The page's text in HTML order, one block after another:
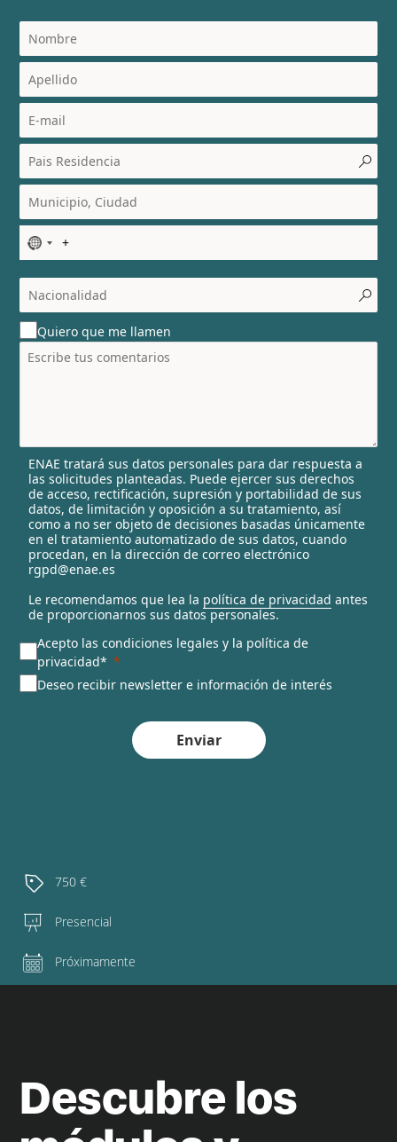
N
o
c
o
u
n
t
l
e
c
t
e
d
Quiero que me llamen
ENAE tratará sus datos personales para dar respuesta a
las solicitudes planteadas. Puede ejercer sus derechos
de acceso, rectificación, supresión y portabilidad de sus
datos, de limitación y oposición a su tratamiento, así
como a no ser objeto de decisiones basadas únicamente
en el tratamiento automatizado de sus datos, cuando
procedan, en la dirección de correo electrónico
rgpd@enae.es
Le recomendamos que lea la política de privacidad antes
de proporcionarnos sus datos personales.
Acepto las condiciones legales y la política de
privacidad*
Deseo recibir newsletter e información de interés
Enviar
750 €
Presencial
Próximamente
Descubre los